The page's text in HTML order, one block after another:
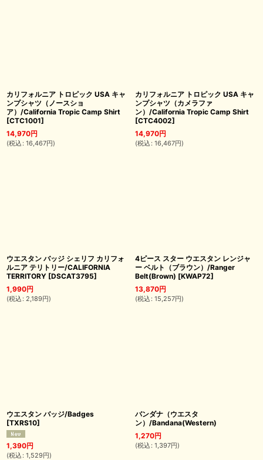
カリフォルニア トロピック USA キャ
ンプシャツ（ノースショ
ア）/California Tropic Camp Shirt
[CTC1001]
14,970円
(税込 : 16,467円)
カリフォルニア トロピック USA キャ
ンプシャツ（カメラファ
ン）/California Tropic Camp Shirt
[CTC4002]
14,970円
(税込 : 16,467円)
ウエスタン バッジ シェリフ カリフォ
ルニア テリトリー/CALIFORNIA
TERRITORY [DSCAT3795]
1,990円
(税込 : 2,189円)
4ピース スター ウエスタン レンジャ
ー ベルト（ブラウン）/Ranger
Belt(Brown) [KWAP72]
13,870円
(税込 : 15,257円)
ウエスタン バッジ/Badges
[TXRS10]
1,390円
(税込 : 1,529円)
バンダナ（ウエスタ
ン）/Bandana(Western)
1,270円
(税込 : 1,397円)